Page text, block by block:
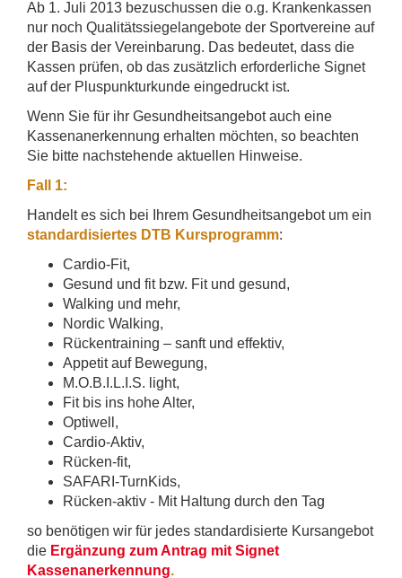
Ab 1. Juli 2013 bezuschussen die o.g. Krankenkassen
nur noch Qualitätssiegelangebote der Sportvereine auf
der Basis der Vereinbarung. Das bedeutet, dass die
Kassen prüfen, ob das zusätzlich erforderliche Signet
auf der Pluspunkturkunde eingedruckt ist.
Wenn Sie für ihr Gesundheitsangebot auch eine
Kassenanerkennung erhalten möchten, so beachten
Sie bitte nachstehende aktuellen Hinweise.
Fall 1:
Handelt es sich bei Ihrem Gesundheitsangebot um ein
standardisiertes DTB Kursprogramm:
Cardio-Fit,
Gesund und fit bzw. Fit und gesund,
Walking und mehr,
Nordic Walking,
Rückentraining – sanft und effektiv,
Appetit auf Bewegung,
M.O.B.I.L.I.S. light,
Fit bis ins hohe Alter,
Optiwell,
Cardio-Aktiv,
Rücken-fit,
SAFARI-TurnKids,
Rücken-aktiv - Mit Haltung durch den Tag
so benötigen wir für jedes standardisierte Kursangebot
die Ergänzung zum Antrag mit Signet
Kassenanerkennung.